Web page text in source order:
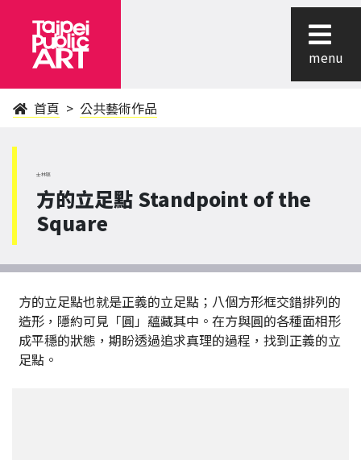
menu
首頁 公共藝術作品
士林區
方的立足點 Standpoint of the
Square
方的立足點也就是正義的立足點；八個方形框交錯排列的
造形，隱約可見「圓」蘊藏其中。在方與圓的各種面相形
成平穩的狀態，期盼透過追求真理的過程，找到正義的立
足點。